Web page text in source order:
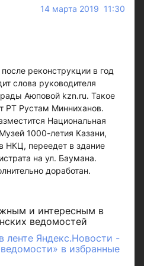
14 марта 2019 11:30
реконструкции в год
слова руководителя
Аюповой kzn.ru. Такое
РТ Рустам Минниханов.
Национальная
1000-летия Казани,
НКЦ, переедет в здание
на ул. Баумана.
доработан.
и интересным в
ведомостей
ленте Яндекс.Новости -
в избранные